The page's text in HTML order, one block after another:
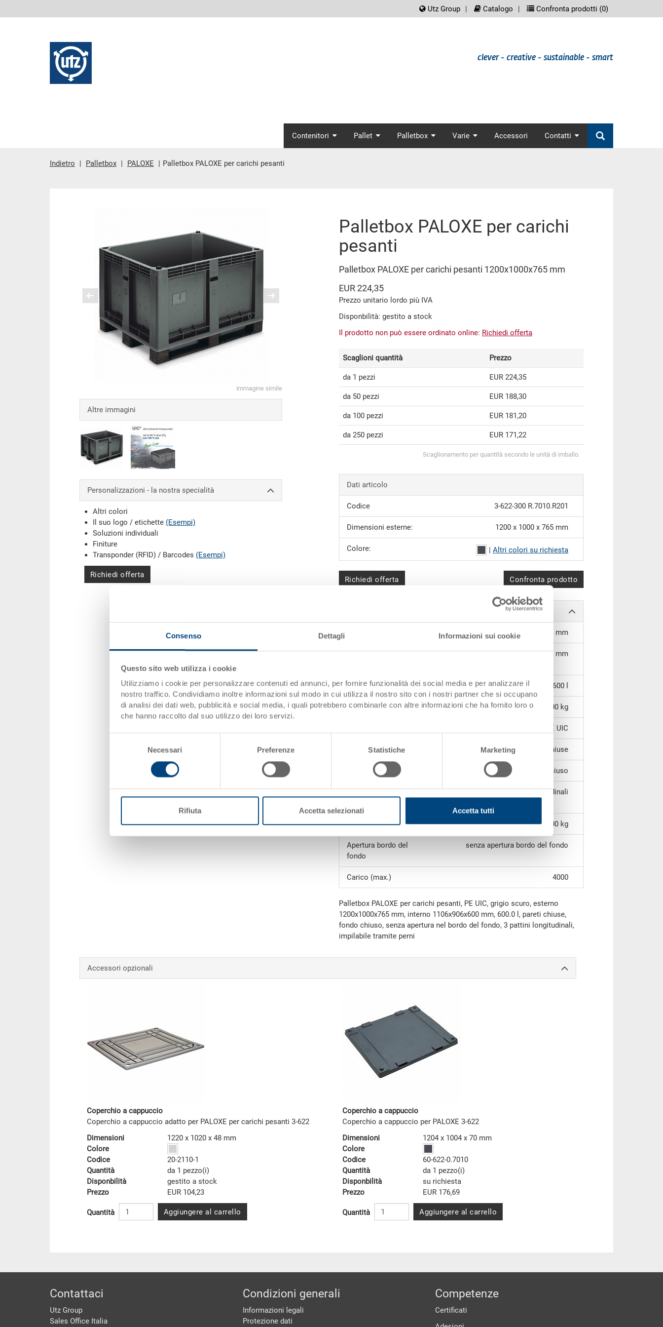
Consenso Dettagli Informazioni sui cookie
Questo sito web utilizza i cookie
Utilizziamo i cookie per personalizzare contenuti ed annunci, per fornire funzionalità dei social media e per analizzare il
nostro traffico. Condividiamo inoltre informazioni sul modo in cui utilizza il nostro sito con i nostri partner che si occupano
di analisi dei dati web, pubblicità e social media, i quali potrebbero combinarle con altre informazioni che ha fornito loro o
che hanno raccolto dal suo utilizzo dei loro servizi.
Necessari Preferenze Statistiche Marketing
Rifiuta Accetta selezionati Accetta tutti
screenreader.meta_nav
Utz Group Catalogo Confronta prodotti (0)
clever - creative - sustainable - smart
screenreader.main_nav
Contenitori Pallet Palletbox Varie Accessori Contatti
Indietro Palletbox PALOXE Palletbox PALOXE per carichi pesanti
immagine simile
Altre immagini
Personalizzazioni - la nostra specialità
Altri colori
Il suo logo / etichette (Esempi)
Soluzioni individuali
Finiture
Transponder (RFID) / Barcodes (Esempi)
Richiedi offerta
Palletbox PALOXE per carichi
pesanti
Palletbox PALOXE per carichi pesanti 1200x1000x765 mm
EUR 224,35
Prezzo unitario lordo più IVA
Disponbilità: gestito a stock
Il prodotto non può essere ordinato online: Richiedi offerta
Scaglioni quantità Prezzo
da 1 pezzi EUR 224,35
da 50 pezzi EUR 188,30
da 100 pezzi EUR 181,20
da 250 pezzi EUR 171,22
Scaglionamento per quantità secondo le unità di imballo.
Dati articolo
Codice 3-622-300 R.7010.R201
Dimensioni esterne: 1200 x 1000 x 765 mm
Colore: |Altri colori su richiesta
Richiedi offerta Confronta prodotto
1106 x 906 x 600 mm
Altezza di
765 mm
Volume 600 l
Peso 48,00 kg
PE UIC
Pareti laterali chiuse
chiuso
Versione pattini /
3 pattini longitudinali
Carico utile 600 kg
Apertura bordo del
fondo
senza apertura bordo del fondo
Carico (max.) 4000
Palletbox PALOXE per carichi pesanti, PE UIC, grigio scuro, esterno
1200x1000x765 mm, interno 1106x906x600 mm, 600.0 l, pareti chiuse,
fondo chiuso, senza apertura nel bordo del fondo, 3 pattini longitudinali,
impilabile tramite perni
Accessori opzionali
Coperchio a cappuccio
Coperchio a cappuccio adatto per PALOXE per carichi pesanti 3-622
Dimensioni
1220 x 1020 x 48 mm
Colore
Codice
20-2110-1
Quantità
da 1 pezzo(i)
Disponbilità
gestito a stock
Prezzo
EUR 104,23
Quantità Aggiungere al carrello
Coperchio a cappuccio
Coperchio a cappuccio per PALOXE 3-622
Dimensioni
1204 x 1004 x 70 mm
Colore
Codice
60-622-0.7010
Quantità
da 1 pezzo(i)
Disponbilità
su richiesta
Prezzo
EUR 176,69
Quantità Aggiungere al carrello
piè di pagine
Contattaci
Utz Group
Sales Office Italia
Condizioni generali
Informazioni legali
Protezione dati
Competenze
Certificati